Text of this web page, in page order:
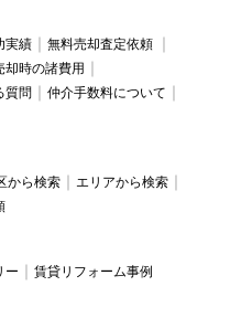
実績
無料売却査定依頼
却時の諸費用
質問
仲介手数料について
から検索
エリアから検索
ー 賃貸リフォーム事例